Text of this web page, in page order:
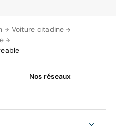
Voiture citadine
Nos réseaux